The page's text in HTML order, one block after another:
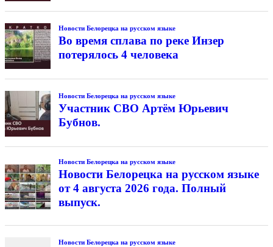
Новости Белорецка на русском языке
Во время сплава по реке Инзер
потерялось 4 человека
Новости Белорецка на русском языке
Участник СВО Артём Юрьевич
Бубнов.
Новости Белорецка на русском языке
Новости Белорецка на русском языке
от 4 августа 2026 года. Полный
выпуск.
Новости Белорецка на русском языке